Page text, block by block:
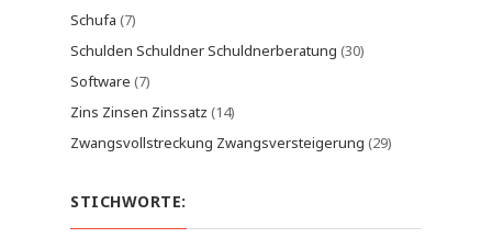
Schufa (7)
Schulden Schuldner Schuldnerberatung (30)
Software (7)
Zins Zinsen Zinssatz (14)
Zwangsvollstreckung Zwangsversteigerung (29)
STICHWORTE: